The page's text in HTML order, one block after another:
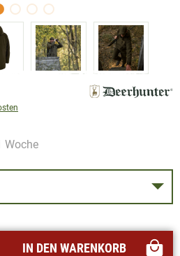
Woche
den gewünschten
IN DEN WARENKORB